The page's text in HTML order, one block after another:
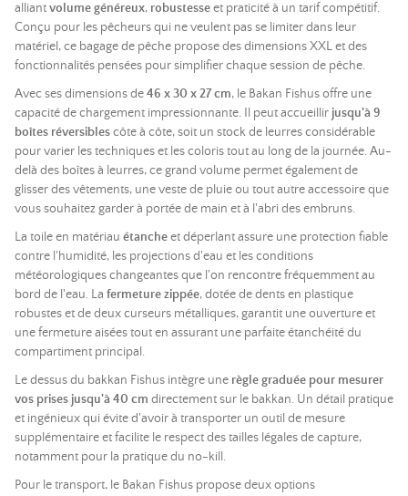
alliantvolume généreux, robustesseet praticité à un tarif compétitif.
Conçu pour les pêcheurs qui ne veulent pas se limiter dans leur
matériel, ce bagage de pêche propose des dimensions XXL et des
fonctionnalités pensées pour simplifier chaque session de pêche.
Avec ses dimensions de46 x 30 x 27 cm, le Bakan Fishus offre une
capacité de chargement impressionnante. Il peut accueillir jusqu'à 9
boîtes réversiblescôte à côte, soit un stock de leurres considérable
pour varier les techniques et les coloris tout au long de la journée. Au-
delà des boîtes à leurres, ce grand volume permet également de
glisser des vêtements, une veste de pluie ou tout autre accessoire que
vous souhaitez garder à portée de main et à l'abri des embruns.
La toile en matériau étancheet déperlant assure une protection fiable
contre l'humidité, les projections d'eau et les conditions
météorologiques changeantes que l'on rencontre fréquemment au
bord de l'eau. La fermeture zippée, dotée de dents en plastique
robustes et de deux curseurs métalliques, garantit une ouverture et
une fermeture aisées tout en assurant une parfaite étanchéité du
compartiment principal.
Le dessus du bakkan Fishus intègre une règle graduée pour mesurer
vos prises jusqu'à 40 cm directement sur le bakkan. Un détail pratique
et ingénieux qui évite d'avoir à transporter un outil de mesure
supplémentaire et facilite le respect des tailles légales de capture,
notamment pour la pratique du no-kill.
Pour le transport, le Bakan Fishus propose deux options